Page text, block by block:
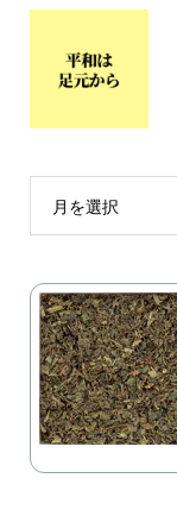
月を選択